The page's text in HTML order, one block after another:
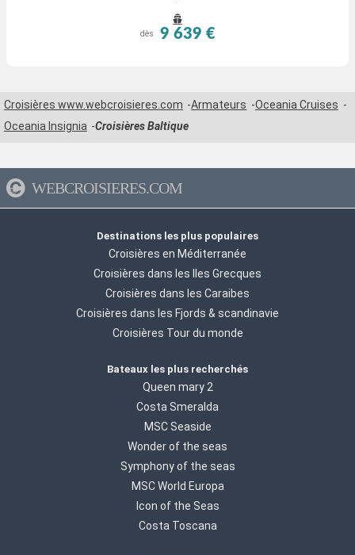
dès 9 639 €
Croisières www.webcroisieres.com Armateurs
Oceania Cruises
Oceania Insignia
Croisières Baltique
WEBCROISIERES.COM
Destinations les plus populaires
Croisières en Méditerranée
Croisières dans les Iles Grecques
Croisières dans les Caraibes
Croisières dans les Fjords & scandinavie
Croisières Tour du monde
Bateaux les plus recherchés
Queen mary 2
Costa Smeralda
MSC Seaside
Wonder of the seas
Symphony of the seas
MSC World Europa
Icon of the Seas
Costa Toscana